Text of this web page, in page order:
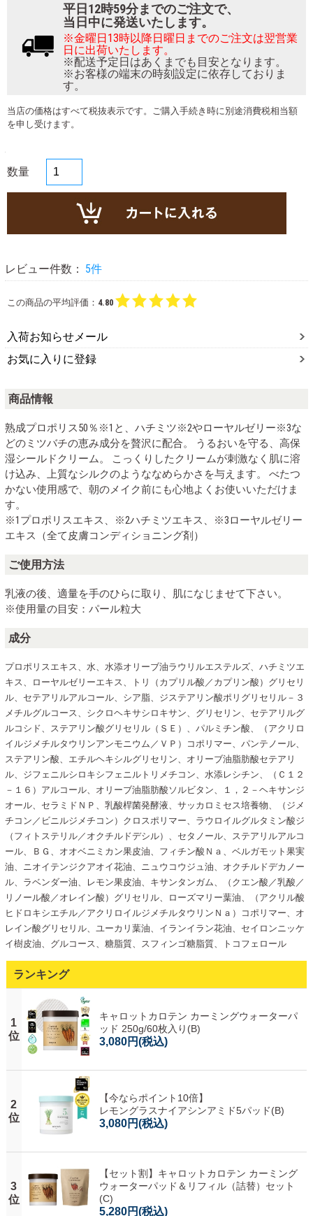
平日12時59分までのご注文で、
当日中に発送いたします。
※金曜日13時以降日曜日までのご注文は翌営業
日に出荷いたします。
※配送予定日はあくまでも目安となります。
※お客様の端末の時刻設定に依存しておりま
す。
当店の価格はすべて税抜表示です。ご購入手続き時に別途消費税相当額
を申し受けます。
数量
レビュー件数： 5件
この商品の平均評価： 4.80
入荷お知らせメール
お気に入りに登録
商品情報
熟成プロポリス50％※1と、ハチミツ※2やローヤルゼリー※3な
どのミツバチの恵み成分を贅沢に配合。 うるおいを守る、高保
湿シールドクリーム。 こっくりしたクリームが刺激なく肌に溶
け込み、上質なシルクのようななめらかさを与えます。 べたつ
かない使用感で、朝のメイク前にも心地よくお使いいただけま
す。
※1プロポリスエキス、※2ハチミツエキス、※3ローヤルゼリー
エキス（全て皮膚コンディショニング剤）
ご使用方法
乳液の後、適量を手のひらに取り、肌になじませて下さい。
※使用量の目安：パール粒大
成分
プロポリスエキス、水、水添オリーブ油ラウリルエステルズ、ハチミツエ
キス、ローヤルゼリーエキス、トリ（カプリル酸／カプリン酸）グリセリ
ル、セテアリルアルコール、シア脂、ジステアリン酸ポリグリセリル－３
メチルグルコース、シクロヘキサシロキサン、グリセリン、セテアリルグ
ルコシド、ステアリン酸グリセリル（ＳＥ）、パルミチン酸、（アクリロ
イルジメチルタウリンアンモニウム／ＶＰ）コポリマー、パンテノール、
ステアリン酸、エチルヘキシルグリセリン、オリーブ油脂肪酸セテアリ
ル、ジフェニルシロキシフェニルトリメチコン、水添レシチン、（Ｃ１２
－１６）アルコール、オリーブ油脂肪酸ソルビタン、１，２－ヘキサンジ
オール、セラミドＮＰ、乳酸桿菌発酵液、サッカロミセス培養物、（ジメ
チコン／ビニルジメチコン）クロスポリマー、ラウロイルグルタミン酸ジ
（フィトステリル／オクチルドデシル）、セタノール、ステアリルアルコ
ール、ＢＧ、オオベニミカン果皮油、フィチン酸Ｎａ、ベルガモット果実
油、ニオイテンジクアオイ花油、ニュウコウジュ油、オクチルドデカノー
ル、ラベンダー油、レモン果皮油、キサンタンガム、（クエン酸／乳酸／
リノール酸／オレイン酸）グリセリル、ローズマリー葉油、（アクリル酸
ヒドロキシエチル／アクリロイルジメチルタウリンＮａ）コポリマー、オ
レイン酸グリセリル、ユーカリ葉油、イランイラン花油、セイロンニッケ
イ樹皮油、グルコース、糖脂質、スフィンゴ糖脂質、トコフェロール
ランキング
1
位
キャロットカロテン カーミングウォーターパ
ッド 250g/60枚入り(B)
3,080円(税込)
2
位
【今ならポイント10倍】
レモングラスナイアシンアミド5パッド(B)
3,080円(税込)
3
位
【セット割】キャロットカロテン カーミング
ウォーターパッド＆リフィル（詰替）セット
(C)
5,280円(税込)